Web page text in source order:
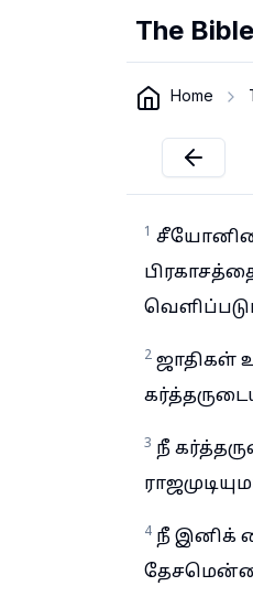
The Bible
Home
1
2 ஜாதிகள்
3 நீ
4 நீ இனிக்